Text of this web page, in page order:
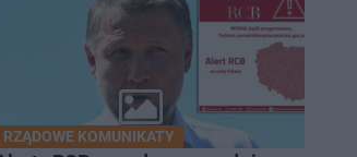
RZĄDOWE KOMUNIKATY